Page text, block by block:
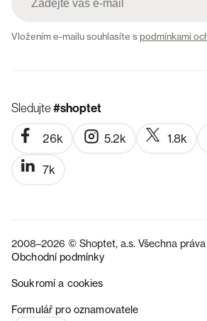
Vložením e-mailu souhlasíte spodmínkami
Sledujte#shoptet
26k 5.2k 1.8k
7k
2008–2026 © Shoptet, a.s. Všechna
Obchodní podmínky
Soukromí a cookies
Formulář pro oznamovatele